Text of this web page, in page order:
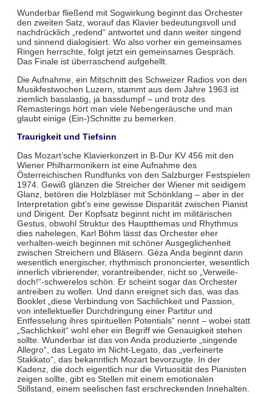
Wunderbar fließend mit Sogwirkung beginnt das Orchester
den zweiten Satz, worauf das Klavier bedeutungsvoll und
nachdrücklich „redend“ antwortet und dann weiter singend
und sinnend dialogisiert. Wo also vorher ein gemeinsames
Ringen herrschte, folgt jetzt ein gemeinsames Gespräch.
Das Finale ist überraschend aufgehellt.
Die Aufnahme, ein Mitschnitt des Schweizer Radios von den
Musikfestwochen Luzern, stammt aus dem Jahre 1963 ist
ziemlich basslastig, ja bassdumpf – und trotz des
Remasterings hört man viele Nebengeräusche und man
glaubt einige (Ein-)Schnitte zu bemerken.
Traurigkeit und Tiefsinn
Das Mozart’sche Klavierkonzert in B-Dur KV 456 mit den
Wiener Philharmonikern ist eine Aufnahme des
Österreichischen Rundfunks von den Salzburger Festspielen
1974. Gewiß glänzen die Streicher der Wiener mit seidigem
Glanz, betören die Holzbläser mit Schönklang – aber in der
Interpretation gibt’s eine gewisse Disparität zwischen Pianist
und Dirigent. Der Kopfsatz beginnt nicht im militärischen
Gestus, obwohl Struktur des Hauptthemas und Rhythmus
dies nahelegen, Karl Böhm lässt das Orchester eher
verhalten-weich beginnen mit schöner Ausgeglichenheit
zwischen Streichern und Bläsern. Géza Anda beginnt dann
wesentlich energischer, rhythmisch prononcierter, wesentlich
innerlich vibrierender, vorantreibender, nicht so „Verweile-
doch!“-schwerelos schön. Er scheint sogar das Orchester
antreiben zu wollen. Und dann ereignet sich das, was das
Booklet „diese Verbindung von Sachlichkeit und Passion,
von intellektueller Durchdringung einer Partitur und
Entfesselung ihres spirituellen Potentials“ nennt – wobei statt
„Sachlichkeit“ wohl eher ein Begriff wie Genauigkeit stehen
sollte. Wunderbar ist das von Anda produzierte „singende
Allegro“, das Legato im Nicht-Legato, das „verfeinerte
Stakkato“, das bekanntlich Mozart bevorzugte. In der
Kadenz, die doch eigentlich nur die Virtuosität des Pianisten
zeigen sollte, gibt es Stellen mit einem emotionalen
Stillstand, einem seelischen fast erschreckenden Innehalten.